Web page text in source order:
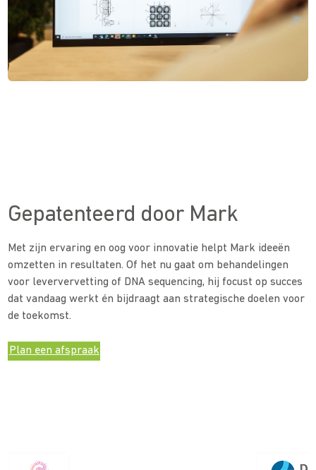
Gepatenteerd door Mark
Met zijn ervaring en oog voor innovatie helpt Mark ideeën
omzetten in resultaten. Of het nu gaat om behandelingen
voor leververvetting of DNA sequencing, hij focust op succes
dat vandaag werkt én bijdraagt aan strategische doelen voor
de toekomst.
Plan een afspraak